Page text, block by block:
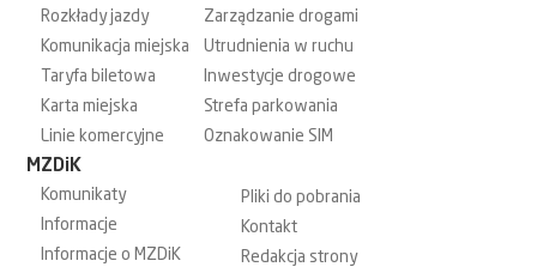
Rozkłady jazdy
Komunikacja miejska
Taryfa biletowa
Karta miejska
Linie komercyjne
Zarządzanie drogami
Utrudnienia w ruchu
Inwestycje drogowe
Strefa parkowania
Oznakowanie SIM
MZDiK
Komunikaty
Informacje
Informacje o MZDiK
Pliki do pobrania
Kontakt
Redakcja strony